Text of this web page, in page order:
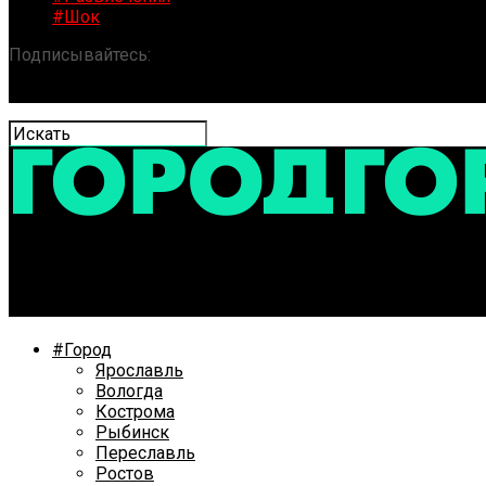
#Шок
Подписывайтесь:
#Город
Ярославль
Вологда
Кострома
Рыбинск
Переславль
Ростов